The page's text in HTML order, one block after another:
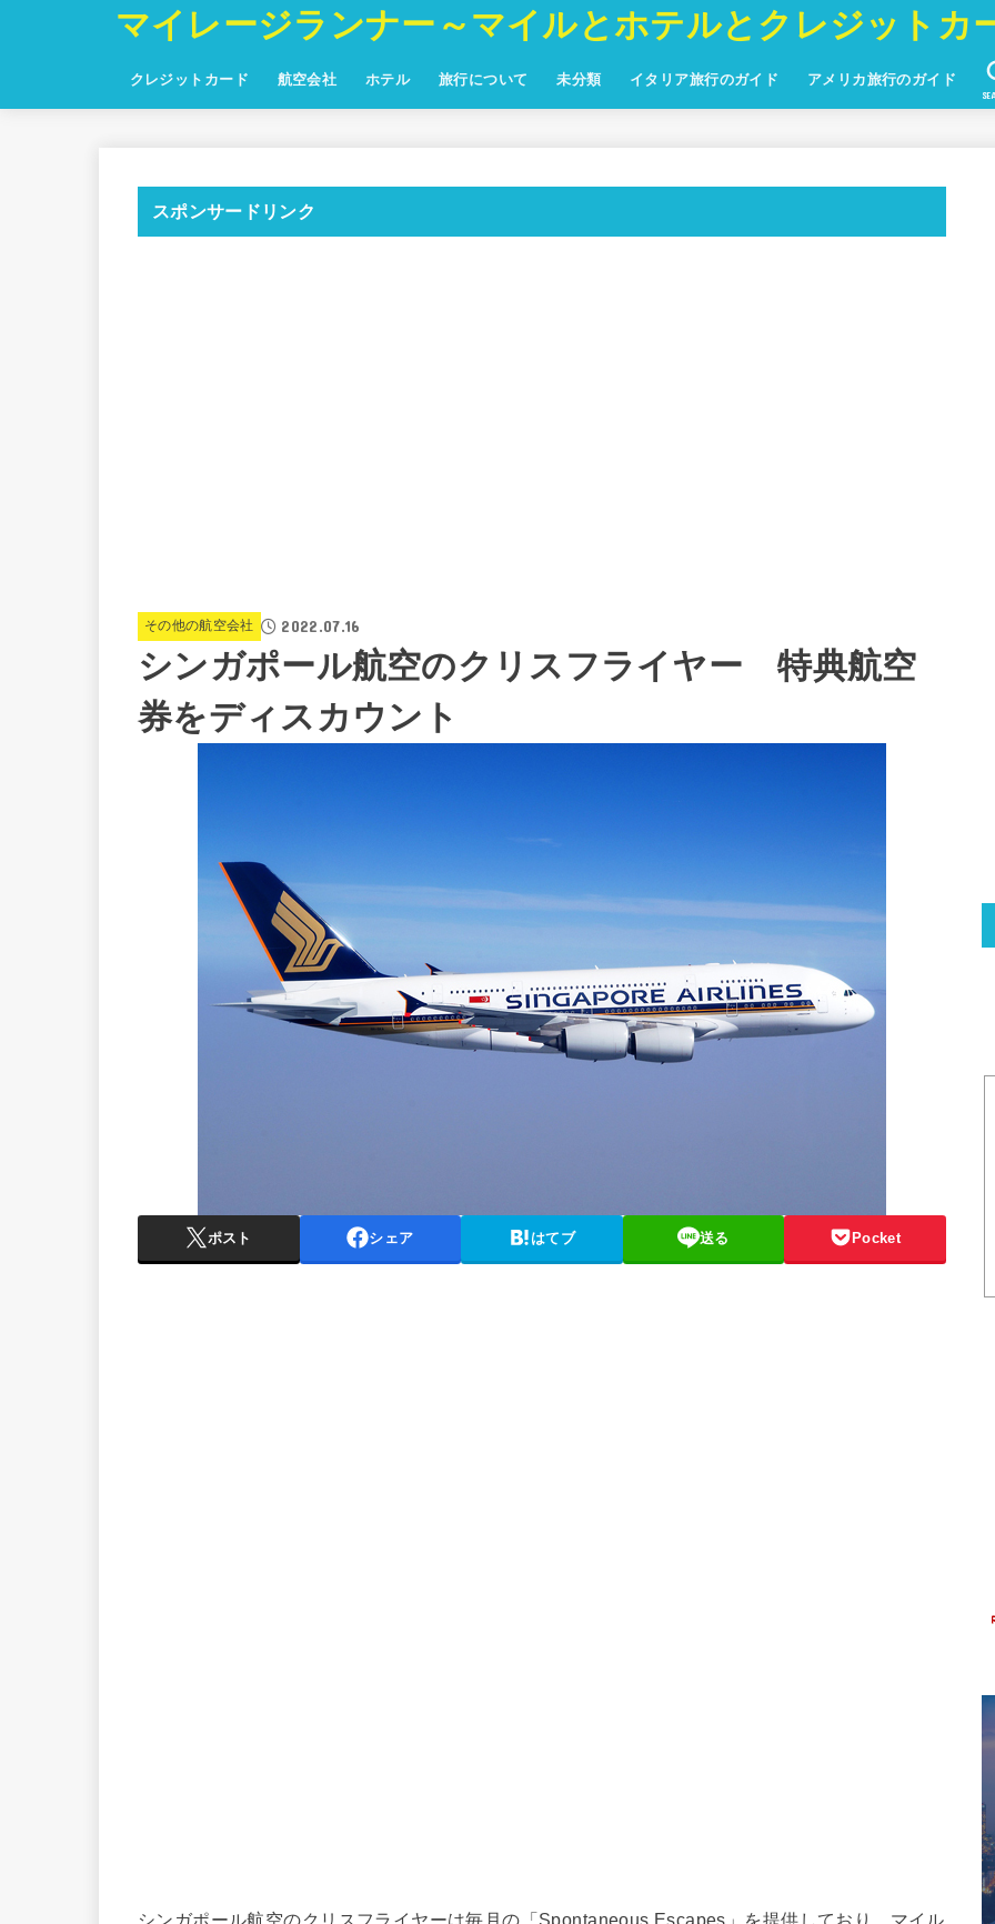
マイレージランナー～マイルとホテルとクレジットカ
クレジットカード 航空会社 ホテル 旅行について 未分類 イタリア旅行のガイド アメリカ旅行のガイド
スポンサードリンク
その他の航空会社 2022.07.16
シンガポール航空のクリスフライヤー 特典航空
券をディスカウント
ポスト シェア はてブ 送る Pocket
シンガポール航空のクリスフライヤーは毎月の「Spontaneous Escapes」を提供しており、マイル